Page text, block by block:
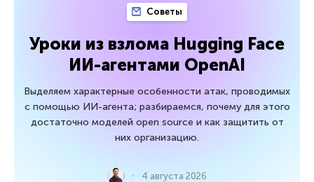
Советы
Уроки из взлома Hugging Face
ИИ-агентами OpenAI
Выделяем характерные особенности атак, проводимых
с помощью ИИ-агента; разбираемся, почему для этого
достаточно моделей open source и как защитить от
них организацию.
4 августа 2026